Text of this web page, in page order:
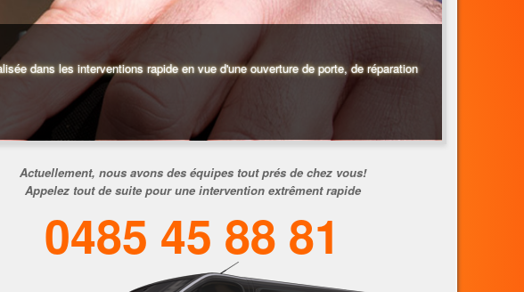
dans les interventions rapide en vue d'une ouverture de porte, de réparation
Actuellement, nous avons des équipes tout prés de chez vous!
Appelez tout de suite pour une intervention extrêment rapide
0485 45 88 81